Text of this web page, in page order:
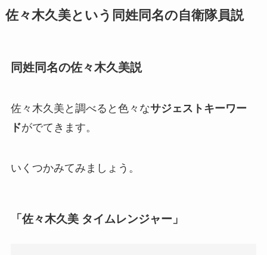
佐々木久美という同姓同名の自衛隊員説
同姓同名の佐々木久美説
佐々木久美と調べると色々なサジェストキーワー
ドがでてきます。
いくつかみてみましょう。
「佐々木久美 タイムレンジャー」